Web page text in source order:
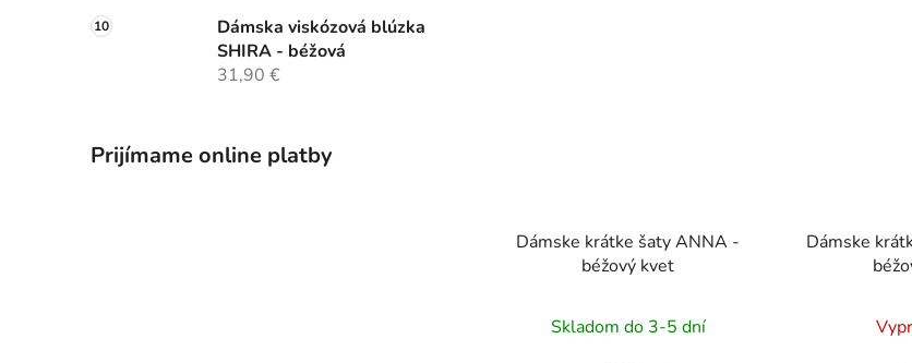
Dámska viskózová blúzka
SHIRA - béžová
31,90 €
Prijímame online platby
Dámske krátke šaty ANNA -
béžový kvet
Skladom do 3-5 dní
Dámske